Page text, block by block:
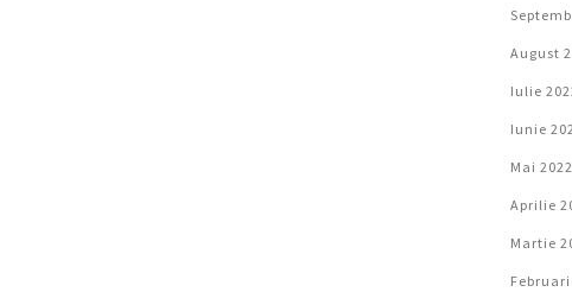
August
Iulie
Iunie
Mai 2022
Aprilie
Martie